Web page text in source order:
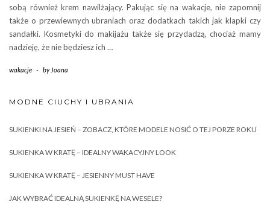
sobą również krem nawilżający. Pakując się na wakacje, nie zapomnij
także o przewiewnych ubraniach oraz dodatkach takich jak klapki czy
sandałki. Kosmetyki do makijażu także się przydadzą, chociaż mamy
nadzieję, że nie będziesz ich …
wakacje - by Joana
MODNE CIUCHY I UBRANIA
SUKIENKI NA JESIEŃ – ZOBACZ, KTÓRE MODELE NOSIĆ O TEJ PORZE ROKU
SUKIENKA W KRATĘ – IDEALNY WAKACYJNY LOOK
SUKIENKA W KRATĘ – JESIENNY MUST HAVE
JAK WYBRAĆ IDEALNĄ SUKIENKĘ NA WESELE?